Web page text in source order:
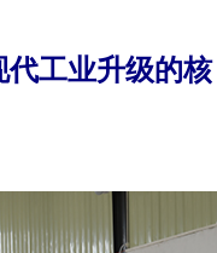
工业升级的核